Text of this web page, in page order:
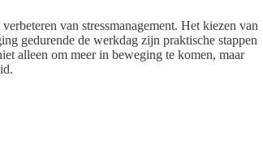
van stressmanagement. Het kiezen van
gedurende de werkdag zijn praktische stappen
alleen om meer in beweging te komen, maar